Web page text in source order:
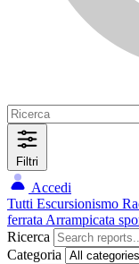
Filtri
Accedi
Tutti Escursionismo
ferrata Arrampicata
Ricerca
Categoria